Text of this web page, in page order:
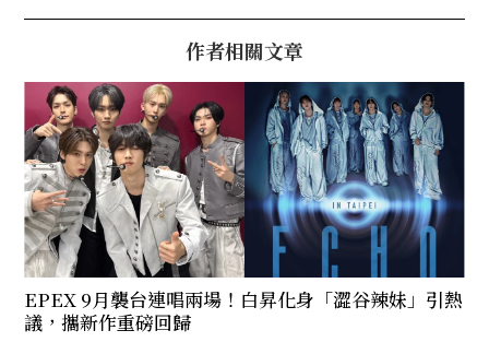
作者相關文章
EPEX 9月襲台連唱兩場！白昇化身「澀谷辣妹」引熱
議，攜新作重磅回歸